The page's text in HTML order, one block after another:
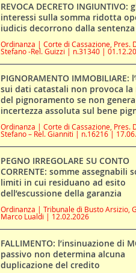
REVOCA DECRETO INGIUNTIVO:
interessi sulla somma ridotta
iudicis decorrono dalla sentenza
Ordinanza | Corte di Cassazione, Pres.
Stefano -Rel. Guizzi | n.31340 |
PIGNORAMENTO IMMOBILIARE:
sui dati catastali non provoca
del pignoramento se non genera
incertezza assoluta sul bene
Ordinanza | Corte di Cassazione, Pres.
Stefano – Rel. Gianniti | n.16216 |
PEGNO IRREGOLARE SU CONTO
CORRENTE: somme assegnabili
limiti in cui residuano ad esito
dell’escussione della garanzia
Ordinanza | Tribunale di Busto Arsizio,
Marco Lualdi | 12.02.2026
FALLIMENTO: l’insinuazione di
passivo non determina alcuna
duplicazione del credito